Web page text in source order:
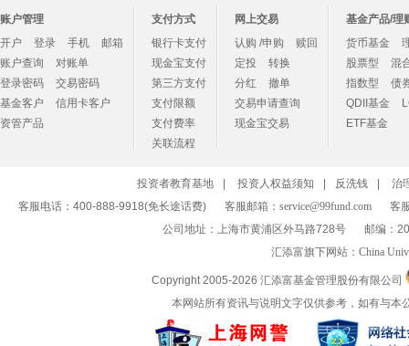
账户管理
开户
登录 手机
邮箱
账户查询
对账单
登录密码
交易密码
基金客户
信用卡客户
资管产品
支付方式
银行卡支付
现金宝支付
第三方支付
支付限额
支付费率
关联流程
网上交易
认购 /申购
赎回
定投
转换
分红
撤单
交易申请查询
现金宝交易
基金产品/理
货币基金
股票型
混
指数型
债
QDII基金
ETF基金
投资者教育基地 投资人权益须知 反洗钱
治
客服电话：400-888-9918(免长途话费)
客服邮箱： service@99fund.com
客
公司地址：上海市黄浦区外马路728号
邮编：
汇添富旗下网站： China
Copyright 2005-2026 汇添富基金管理股份有限公司
本网站所有资讯与说明文字仅供参考，如有与本